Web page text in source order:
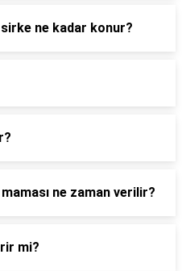
ne kadar konur?
ne zaman verilir?
mi?